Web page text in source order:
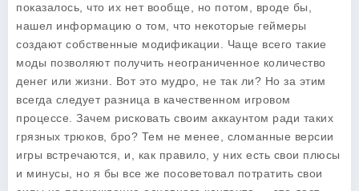
показалось, что их нет вообще, но потом, вроде бы,
нашел информацию о том, что некоторые геймеры
создают собственные модификации. Чаще всего такие
моды позволяют получить неограниченное количество
денег или жизни. Вот это мудро, не так ли? Но за этим
всегда следует разница в качественном игровом
процессе. Зачем рисковать своим аккаунтом ради таких
грязных трюков, бро? Тем не менее, сломанные версии
игры встречаются, и, как правило, у них есть свои плюсы
и минусы, но я бы все же посоветовал потратить свои